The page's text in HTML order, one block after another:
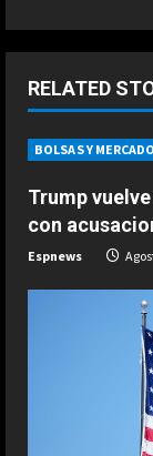
i
u
e
R
e
a
RELATED
BOLSAS Y
Trump
con
Espnews